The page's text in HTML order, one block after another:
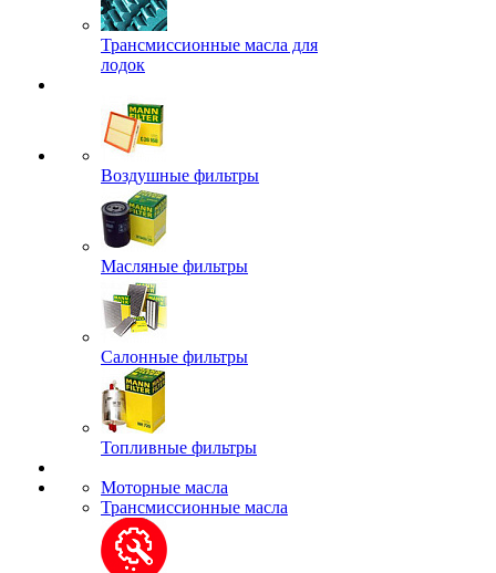
Трансмиссионные масла для
лодок
Воздушные фильтры
Масляные фильтры
Салонные фильтры
Топливные фильтры
Моторные масла
Трансмиссионные масла